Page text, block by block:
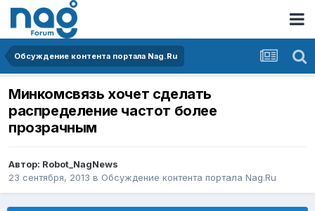
Обсуждение контента портала Nag.Ru
Минкомсвязь хочет сделать
распределение частот более
прозрачным
Автор: Robot_NagNews
23 сентября, 2013 в Обсуждение контента портала Nag.Ru